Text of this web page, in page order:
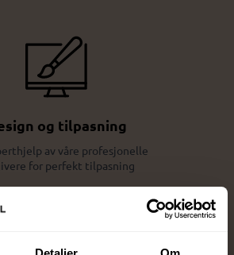
og tilpasning
av våre profesjonelle
for perfekt tilpasning